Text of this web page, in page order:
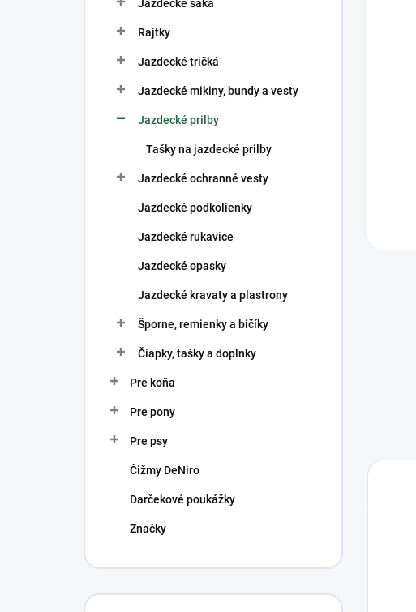
Jazdecké saká
Rajtky
Jazdecké tričká
Jazdecké mikiny, bundy a vesty
Jazdecké prilby
Tašky na jazdecké prilby
Jazdecké ochranné vesty
Jazdecké podkolienky
Jazdecké rukavice
Jazdecké opasky
Jazdecké kravaty a plastrony
Šporne, remienky a bičíky
Čiapky, tašky a doplnky
Pre koňa
Pre pony
Pre psy
Čižmy DeNiro
Darčekové poukážky
Značky